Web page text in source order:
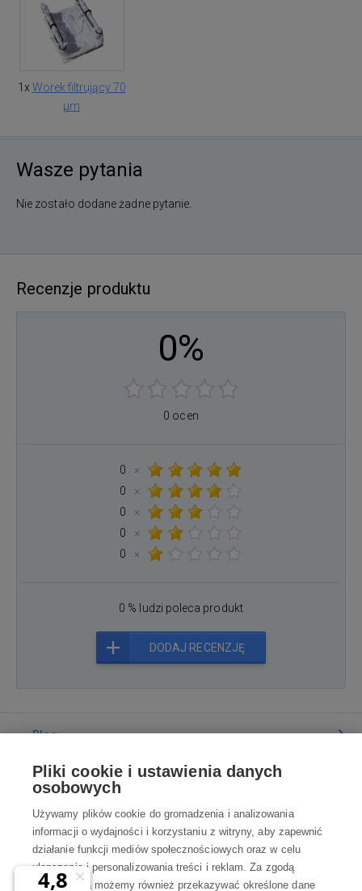
1x Worek filtrujący 70
μm
Wasze pytania
Nie zostało dodane żadne pytanie.
Recenzje produktu
0%
0 ocen
0
×
0
×
0
×
0
×
0
×
0 % ludzi poleca produkt
DODAJ RECENZJĘ
Blog
Poradnia
Wszystko o zakupach
Kontakt
Pliki cookie i ustawienia danych
osobowych
Używamy plików cookie do gromadzenia i analizowania
informacji o wydajności i korzystaniu z witryny, aby zapewnić
działanie funkcji mediów społecznościowych oraz w celu
ulepszania i personalizowania treści i reklam. Za zgodą
użytkownika możemy również przekazywać określone dane